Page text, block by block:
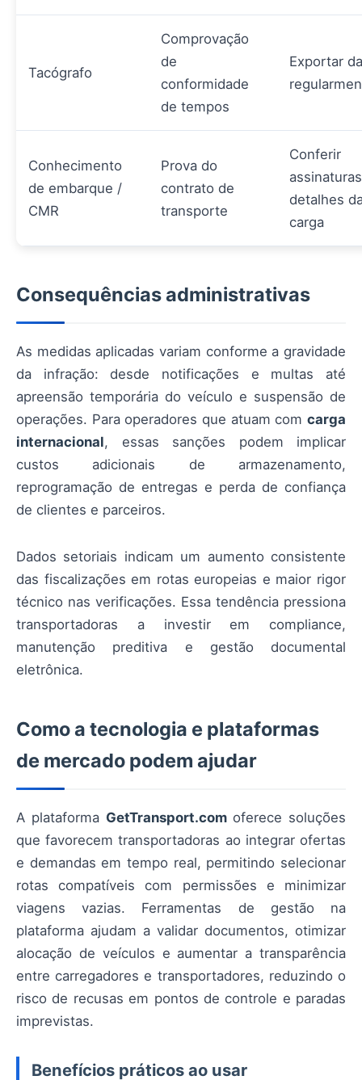
Tacógrafo
Comprovação
de
conformidade
de tempos
Exportar
Conhecimento
de embarque /
CMR
Prova do
contrato de
transporte
Conferir
detalhes
carga
Consequências administrativas
As medidas aplicadas variam conforme a gravidade
da infração: desde notificações e multas até
apreensão temporária do veículo e suspensão de
operações. Para operadores que atuam com carga
internacional, essas sanções podem implicar
custos adicionais de armazenamento,
reprogramação de entregas e perda de confiança
de clientes e parceiros.
Dados setoriais indicam um aumento consistente
das fiscalizações em rotas europeias e maior rigor
técnico nas verificações. Essa tendência pressiona
transportadoras a investir em compliance,
manutenção preditiva e gestão documental
eletrônica.
Como a tecnologia e plataformas
de mercado podem ajudar
A plataforma GetTransport.comoferece soluções
que favorecem transportadoras ao integrar ofertas
e demandas em tempo real, permitindo selecionar
rotas compatíveis com permissões e minimizar
viagens vazias. Ferramentas de gestão na
plataforma ajudam a validar documentos, otimizar
alocação de veículos e aumentar a transparência
entre carregadores e transportadores, reduzindo o
risco de recusas em pontos de controle e paradas
imprevistas.
Benefícios práticos ao usar